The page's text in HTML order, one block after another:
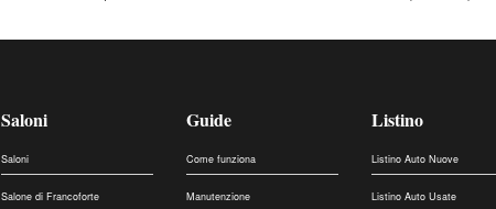
Saloni
Saloni
Salone di Francoforte
Guide
Come funziona
Manutenzione
Listino
Listino Auto Nuove
Listino Auto Usate